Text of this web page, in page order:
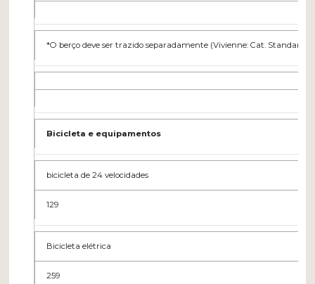
*O berço deve ser trazido separadamente (Vivienne: Cat.
Bicicleta e equipamentos
bicicleta de 24 velocidades
129
Bicicleta elétrica
259